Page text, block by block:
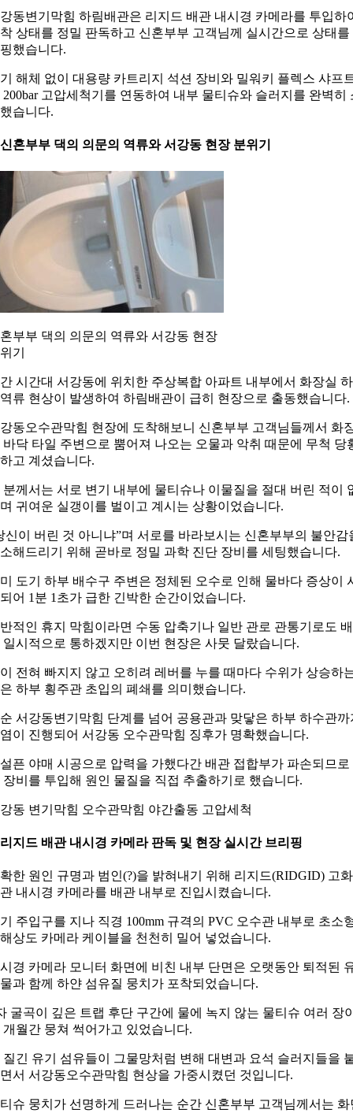
동변기막힘 하림배관은 리지드 배관 내시경 카메라를 투입하
상태를 정밀 판독하고 신혼부부 고객님께 실시간으로 상태를
했습니다.
해체 없이 대용량 카트리지 석션 장비와 밀워키 플렉스 샤프
200bar 고압세척기를 연동하여 내부 물티슈와 슬러지를 완벽히
습니다.
혼부부 댁의 의문의 역류와 서강동 현장 분위기
부부 댁의 의문의 역류와 서강동 현장
기
시간대 서강동에 위치한 주상복합 아파트 내부에서 화장실
류 현상이 발생하여 하림배관이 급히 현장으로 출동했습니다.
동오수관막힘 현장에 도착해보니 신혼부부 고객님들께서 화
바닥 타일 주변으로 뿜어져 나오는 오물과 악취 때문에 무척 당
고 계셨습니다.
분께서는 서로 변기 내부에 물티슈나 이물질을 절대 버린 적이
귀여운 실갱이를 벌이고 계시는 상황이었습니다.
신이 버린 것 아니냐”며 서로를 바라보시는 신혼부부의 불안감
해드리기 위해 곧바로 정밀 과학 진단 장비를 세팅했습니다.
도기 하부 배수구 주변은 정체된 오수로 인해 물바다 증상이
어 1분 1초가 급한 긴박한 순간이었습니다.
적인 휴지 막힘이라면 수동 압축기나 일반 관로 관통기로도
일시적으로 통하겠지만 이번 현장은 사뭇 달랐습니다.
전혀 빠지지 않고 오히려 레버를 누를 때마다 수위가 상승하
하부 횡주관 초입의 폐쇄를 의미했습니다.
서강동변기막힘 단계를 넘어 공용관과 맞닿은 하부 하수관까
이 진행되어 서강동 오수관막힘 징후가 명확했습니다.
픈 야매 시공으로 압력을 가했다간 배관 접합부가 파손되므로
장비를 투입해 원인 물질을 직접 추출하기로 했습니다.
동 변기막힘 오수관막힘 야간출동 고압세척
지드 배관 내시경 카메라 판독 및 현장 실시간 브리핑
한 원인 규명과 범인(?)을 밝혀내기 위해 리지드(RIDGID) 고
내시경 카메라를 배관 내부로 진입시켰습니다.
주입구를 지나 직경 100mm 규격의 PVC 오수관 내부로 초소
상도 카메라 케이블을 천천히 밀어 넣었습니다.
경 카메라 모니터 화면에 비친 내부 단면은 오랫동안 퇴적된
과 함께 하얀 섬유질 뭉치가 포착되었습니다.
굴곡이 깊은 트랩 후단 구간에 물에 녹지 않는 물티슈 여러 장
개월간 뭉쳐 썩어가고 있었습니다.
질긴 유기 섬유들이 그물망처럼 변해 대변과 요석 슬러지들을
서 서강동오수관막힘 현상을 가중시켰던 것입니다.
슈 뭉치가 선명하게 드러나는 순간 신혼부부 고객님께서는 화